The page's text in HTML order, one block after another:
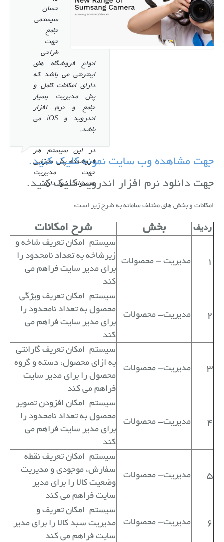
ضبط سه بعدی حرکات بدون مارکر
موشن کپچر نوری ( با دوربین و مارکر )
پروژه های ملی
جزئیات پروژه ها و محصولات
آخرین پروژه ها و محصولات
حسان
سیستمی
جامع
جهت
طراحی
انواع فروشگاه های
اینترنتی می باشد که
دارای امکانات کامل و
پنل مدیریت بسیار
جامع و نرم افزار
اندروید و iOS می
باشد.
در این سیستم هر
فروشنده پنل مجزایی
جهت مدیریت
محصولات خود دارد.
جهت مشاهده وب سایت نمونه کلیک کنید.
جهت دانلود نرم افزار اندروید کلیک کنید.
امکانات و بخش های مختلف سامانه به شرح زیر است:
ردیف بخش شرح امکانات
1 مدیریت - محصولات
سیستم امکان تعریف شاخه و
زیرشاخه به تعداد نامحدود را
برای مدیر سایت فراهم می
کند
2 مدیریت- محصولات
سیستم امکان تعریف ویژگی
محصول به تعداد نامحدود را
برای مدیر سایت فراهم می
کند
3 مدیریت- محصولات
سیستم امکان تعریف گارانتی
به ازای محصول، دسته و گروه
محصول را برای مدیر سایت
فراهم می کند
4 مدیریت- محصولات
سیستم امکان افزودن تصویر
محصول به تعداد نامحدود را
برای مدیر سایت فراهم می
کند
5 مدیریت- محصولات
سیستم امکان تعریف نقطه
سفارش، موجودی و مدیریت
وضعیت کالا را برای مدیر
سایت فراهم می کند
6 مدیریت- محصولات
سیستم امکان تعریف و
مدیریت سبد کالا را برای مدیر
سایت فراهم می کند